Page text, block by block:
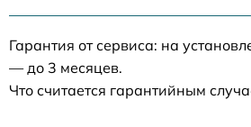
Гарантия от сервиса: на
— до 3 месяцев.
Что считается гарантийным